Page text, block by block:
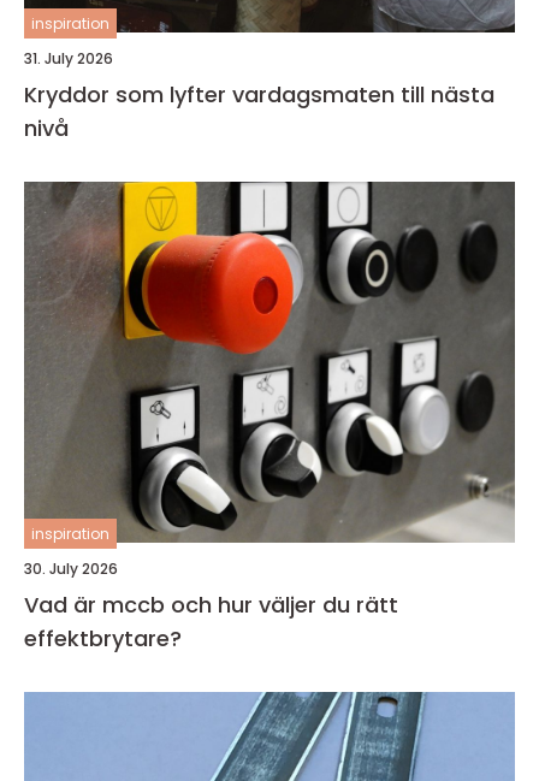
inspiration
31. July 2026
Kryddor som lyfter vardagsmaten till nästa
nivå
inspiration
30. July 2026
Vad är mccb och hur väljer du rätt
effektbrytare?